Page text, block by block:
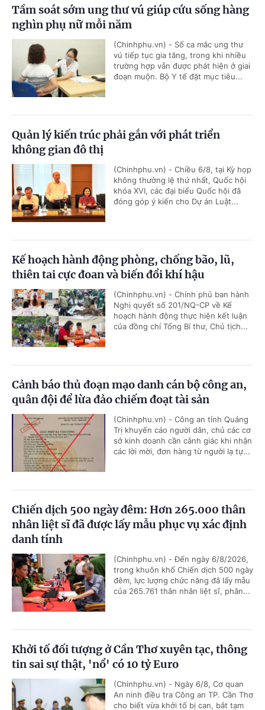
Tầm soát sớm ung thư vú giúp cứu sống hàng
nghìn phụ nữ mỗi năm
(Chinhphu.vn) - Số ca mắc ung thư
vú tiếp tục gia tăng, trong khi nhiều
trường hợp vẫn được phát hiện ở giai
đoạn muộn. Bộ Y tế đặt mục tiêu...
Quản lý kiến trúc phải gắn với phát triển
không gian đô thị
(Chinhphu.vn) - Chiều 6/8, tại Kỳ họp
không thường lệ thứ nhất, Quốc hội
khóa XVI, các đại biểu Quốc hội đã
đóng góp ý kiến cho Dự án Luật...
Kế hoạch hành động phòng, chống bão, lũ,
thiên tai cực đoan và biến đổi khí hậu
(Chinhphu.vn) - Chính phủ ban hành
Nghị quyết số 201/NQ-CP về Kế
hoạch hành động thực hiện kết luận
của đồng chí Tổng Bí thư, Chủ tịch...
Cảnh báo thủ đoạn mạo danh cán bộ công an,
quân đội để lừa đảo chiếm đoạt tài sản
(Chinhphu.vn) - Công an tỉnh Quảng
Trị khuyến cáo người dân, chủ các cơ
sở kinh doanh cần cảnh giác khi nhận
các lời mời, đơn hàng từ người lạ tự...
Chiến dịch 500 ngày đêm: Hơn 265.000 thân
nhân liệt sĩ đã được lấy mẫu phục vụ xác định
danh tính
(Chinhphu.vn) - Đến ngày 6/8/2026,
trong khuôn khổ Chiến dịch 500 ngày
đêm, lực lượng chức năng đã lấy mẫu
của 265.761 thân nhân liệt sĩ, phân...
Khởi tố đối tượng ở Cần Thơ xuyên tạc, thông
tin sai sự thật, 'nổ' có 10 tỷ Euro
(Chinhphu.vn) - Ngày 6/8, Cơ quan
An ninh điều tra Công an TP. Cần Thơ
cho biết vừa khởi tố bị can, bắt tạm